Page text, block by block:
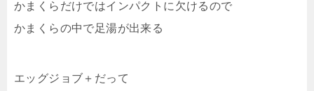
かまくらだけではインパクトに欠けるので
かまくらの中で足湯が出来る
エッグジョブ＋だって